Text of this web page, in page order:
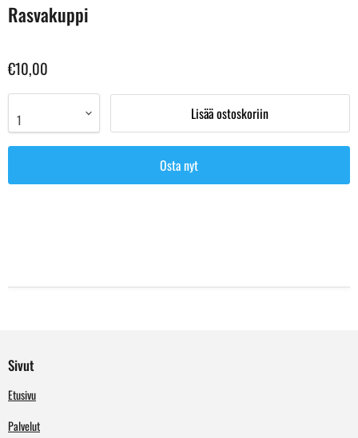
Rasvakuppi
€10,00
Lisää ostoskoriin
Osta nyt
Sivut
Etusivu
Palvelut